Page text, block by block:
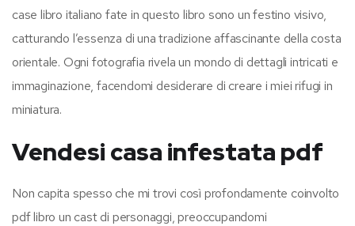
case libro italiano fate in questo libro sono un festino visivo,
catturando l’essenza di una tradizione affascinante della costa
orientale. Ogni fotografia rivela un mondo di dettagli intricati e
immaginazione, facendomi desiderare di creare i miei rifugi in
miniatura.
Vendesi casa infestata pdf
Non capita spesso che mi trovi così profondamente coinvolto
pdf libro un cast di personaggi, preoccupandomi